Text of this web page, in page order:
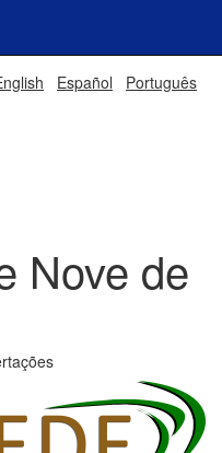
Español Português
Nove de